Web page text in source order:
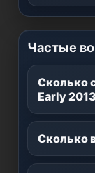
Частые
Сколько
Early
Сколько